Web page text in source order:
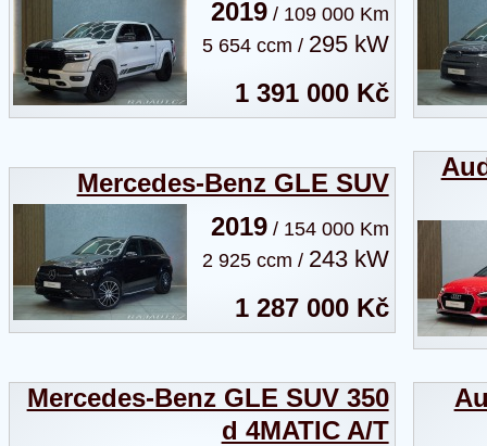
2019/ 109 000 Km
5 654 ccm / 295 kW
1 391 000 Kč
Mercedes-Benz GLE SUV
2019/ 154 000 Km
2 925 ccm / 243 kW
1 287 000 Kč
Mercedes-Benz GLE SUV 350
d 4MATIC A/T